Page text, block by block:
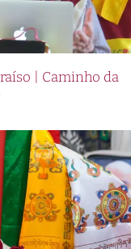
| Caminho da